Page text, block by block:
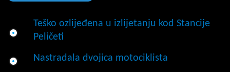
Teško ozlijeđena u izlijetanju kod Stancije
Peličeti
Nastradala dvojica motociklista